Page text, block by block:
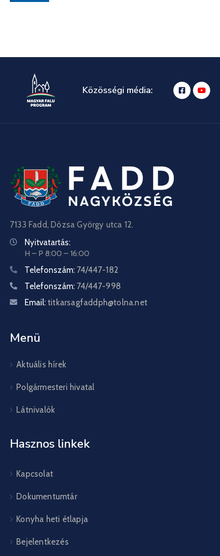
Közösségi média:
7133 Fadd, Dózsa György utca 12.
Nyitvatartás:
H – P 8:00 – 16:00
Telefonszám: 74/447-182
Telefonszám: 74/447-998
Email: titkarsagfaddph@tolna.net
Menü
Aktuális hírek
Polgármesteri hivatal
Látnivalók
Hasznos linkek
Kapcsolat
Dokumentumtár
Konyha heti étlapja
Bejelentkezés